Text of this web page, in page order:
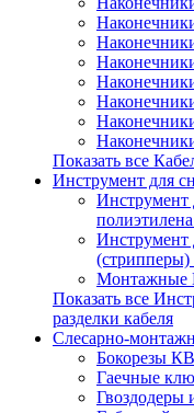
Показать все
Инструмент для
Инструмент
Инструмент
Монтажные
Показать все
разделки кабеля
Слесарно-
Бокорезы
Гаечные
Гвоздодеры